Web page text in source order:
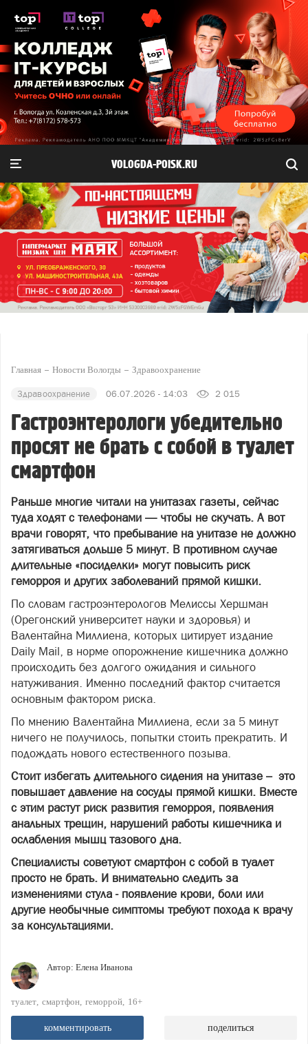
VOLOGDA-POISK.RU
Главная Новости Вологды Здравоохранение
Здравоохранение 06.07.2026 - 14:03 2 015
Гастроэнтерологи убедительно
просят не брать с собой в туалет
смартфон
Раньше многие читали на унитазах газеты, сейчас
туда ходят с телефонами — чтобы не скучать. А вот
врачи говорят, что пребывание на унитазе не должно
затягиваться дольше 5 минут. В противном случае
длительные «посиделки» могут повысить риск
геморроя и других заболеваний прямой кишки.
По словам гастроэнтерологов Мелиссы Хершман
(Орегонский университет науки и здоровья) и
Валентайна Миллиена, которых цитирует издание
Daily Mail, в норме опорожнение кишечника должно
происходить без долгого ожидания и сильного
натуживания. Именно последний фактор считается
основным фактором риска.
По мнению Валентайна Миллиена, если за 5 минут
ничего не получилось, попытки стоить прекратить. И
подождать нового естественного позыва.
Стоит избегать длительного сидения на унитазе – это
повышает давление на сосуды прямой кишки. Вместе
с этим растут риск развития геморроя, появления
анальных трещин, нарушений работы кишечника и
ослабления мышц тазового дна.
Специалисты советуют смартфон с собой в туалет
просто не брать. И внимательно следить за
изменениями стула - появление крови, боли или
другие необычные симптомы требуют похода к врачу
за консультациями.
Автор: Елена Иванова
туалет смартфон геморрой 16+
комментировать поделиться